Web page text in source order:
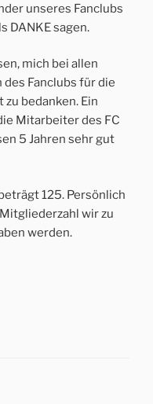
unseres Fanclubs
DANKE sagen.
mich bei allen
Fanclubs für die
bedanken. Ein
Mitarbeiter des FC
5 Jahren sehr gut
125. Persönlich
wir zu
werden.